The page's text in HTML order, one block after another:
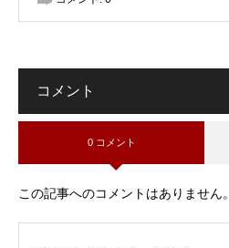
コメント
0 コメント
この記事へのコメントはありません。